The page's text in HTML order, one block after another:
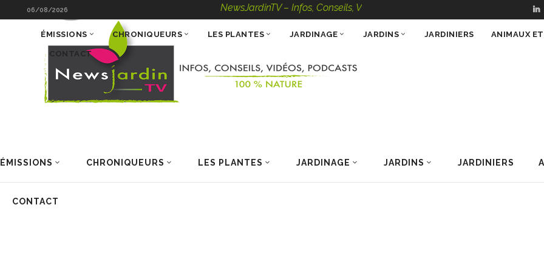
06/08/2026 NewsJardinTV – Infos, Conseils, Vidéos, Podcasts – 100 % Nature
ÉMISSIONS CHRONIQUEURS LES PLANTES JARDINAGE JARDINS JARDINIERS
CONTACT
ÉMISSIONS CHRONIQUEURS LES PLANTES JARDINAGE JARDINS JARDINIERS ANIMAUX
CONTACT